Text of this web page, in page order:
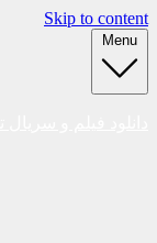
Skip to content
Menu